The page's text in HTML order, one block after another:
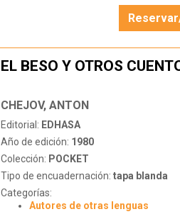
EL BESO Y OTROS
CHEJOV, ANTON
Editorial: EDHASA
Año de edición: 1980
Colección: POCKET
Tipo de encuadernación: tapa blanda
Categorías:
Autores de otras lenguas